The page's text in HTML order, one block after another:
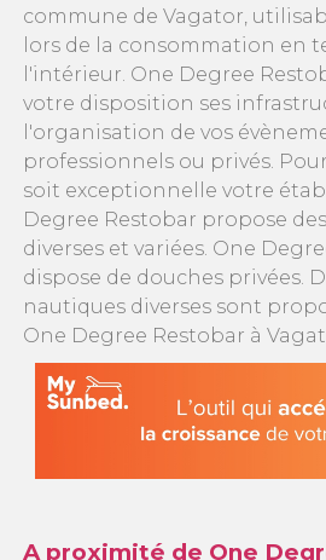
commune de Vagator,
lors de la consommation en
l'intérieur. One Degree
votre disposition ses
l'organisation de vos
professionnels ou privés.
soit exceptionnelle votre
Degree Restobar propose
diverses et variées. One
dispose de douches privées.
nautiques diverses sont
One Degree Restobar à
A proximité de One